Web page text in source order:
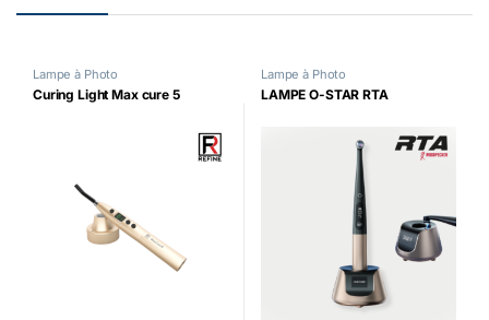
Lampe à Photo
Curing Light Max cure 5
Lampe à Photo
LAMPE O-STAR RTA